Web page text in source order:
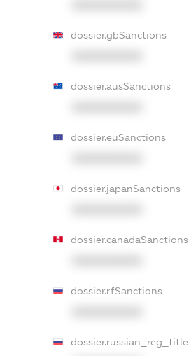
dossier.gbSanctions
dossier.ausSanctions
dossier.euSanctions
dossier.japanSanctions
dossier.canadaSanctions
dossier.rfSanctions
dossier.russian_reg_title